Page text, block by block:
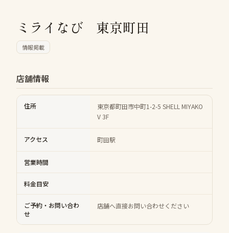
ミライなび 東京町田
情報掲載
店舗情報
住所
東京都町田市中町1-2-5 SHELL MIYAKO
V 3F
アクセス 町田駅
営業時間
料金目安
ご予約・お問い合わ
せ
店舗へ直接お問い合わせください